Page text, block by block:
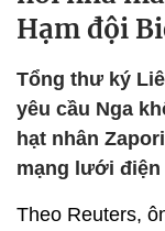
Hạm đội
Tổng thư ký
yêu cầu Nga
hạt nhân
mạng lưới điện
Theo Reuters,